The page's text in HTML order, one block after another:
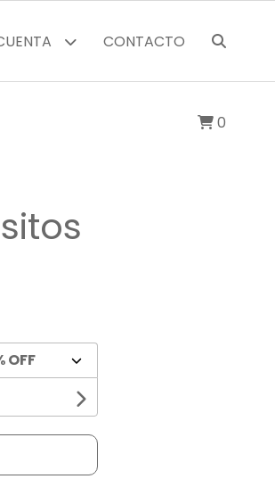
CONTACTO
0
OFF